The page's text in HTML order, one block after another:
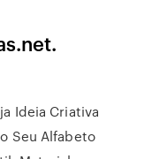
Ideia Criativa
Seu Alfabeto